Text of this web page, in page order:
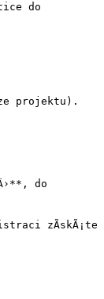
do
projektu).
do
zÃ­skÃ¡te